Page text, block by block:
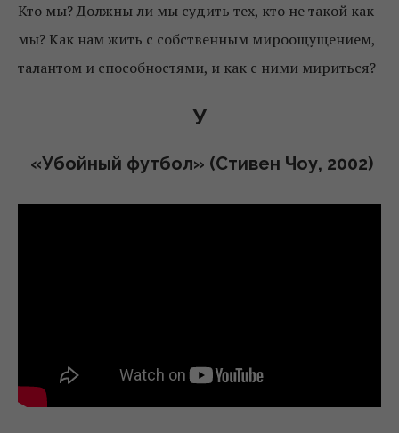
Кто мы? Должны ли мы судить тех, кто не такой как
мы? Как нам жить с собственным мироощущением,
талантом и способностями, и как с ними мириться?
У
«Убойный футбол» (Стивен Чоу, 2002)